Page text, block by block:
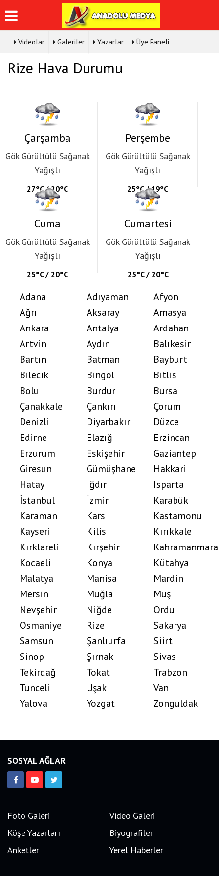
Haber
Arşivi
Günün
Durumu
Foto
Galeri
Videolar Galeriler Yazarlar Üye Paneli
Rize Hava Durumu
Çarşamba
Gök Gürültülü Sağanak
Yağışlı
27°C / 20°C
Perşembe
Gök Gürültülü Sağanak
Yağışlı
25°C / 19°C
Cuma
Gök Gürültülü Sağanak
Yağışlı
25°C / 20°C
Cumartesi
Gök Gürültülü Sağanak
Yağışlı
25°C / 20°C
Adana Adıyaman
Afyon
Ağrı
Aksaray
Amasya
Ankara
Antalya
Ardahan
Artvin
Aydın
Balıkesir
Bartın
Batman
Bayburt
Bilecik
Bingöl
Bitlis
Bolu
Burdur
Bursa
Çanakkale
Çankırı
Çorum
Denizli
Diyarbakır
Düzce
Edirne
Elazığ
Erzincan
Erzurum
Eskişehir
Gaziantep
Giresun
Gümüşhane
Hakkari
Hatay
Iğdır
Isparta
İstanbul
İzmir
Karabük
Karaman
Kars
Kastamonu
Kayseri
Kilis
Kırıkkale
Kırklareli
Kırşehir
Kocaeli
Konya
Kütahya
Malatya
Manisa
Mardin
Mersin
Muğla
Muş
Nevşehir
Niğde
Ordu
Osmaniye
Rize
Sakarya
Samsun
Şanlıurfa
Siirt
Sinop
Şırnak
Sivas
Tekirdağ
Tokat
Trabzon
Tunceli
Uşak
Van
Yalova
Yozgat Zonguldak
SOSYAL AĞLAR
Foto Galeri
Video Galeri
Köşe Yazarları
Biyografiler
Anketler
Yerel Haberler